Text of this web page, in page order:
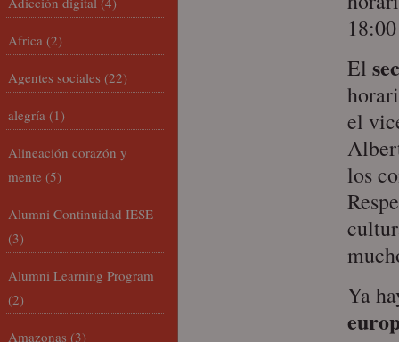
El
el
los
Ya
Africa (2)
Agentes sociales (22)
alegría (1)
Alineación corazón y
mente (5)
Alumni Continuidad IESE
(3)
Alumni Learning Program
(2)
Amazonas (3)